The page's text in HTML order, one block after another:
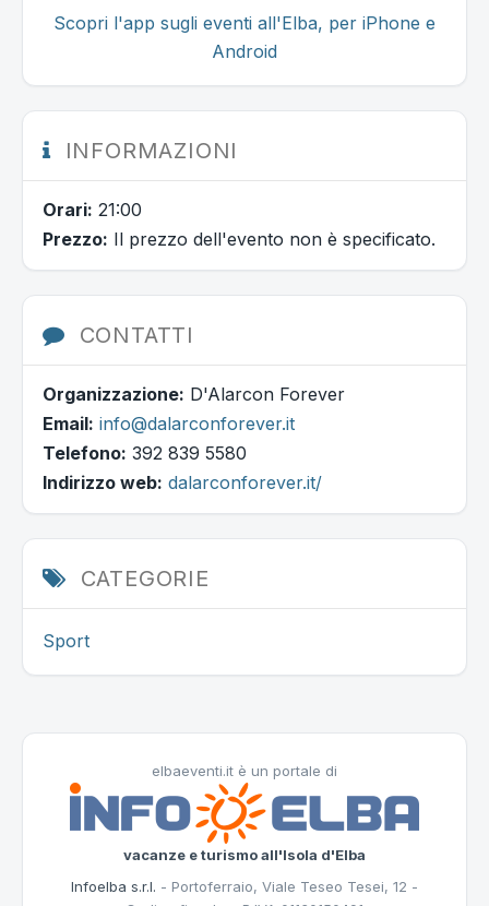
Scopri l'app sugli eventi all'Elba, per iPhone e
Android
INFORMAZIONI
Orari: 21:00
Prezzo: Il prezzo dell'evento non è specificato.
CONTATTI
Organizzazione: D'Alarcon Forever
Email: info@dalarconforever.it
Telefono: 392 839 5580
Indirizzo web: dalarconforever.it/
CATEGORIE
Sport
elbaeventi.it è un portale di
vacanze e turismo all'Isola d'Elba
Infoelba s.r.l. - Portoferraio, Viale Teseo Tesei, 12 -